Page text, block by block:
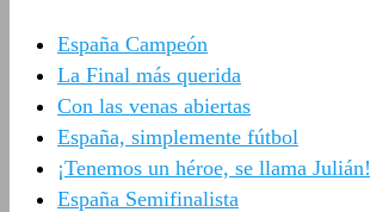
España Campeón
La Final más querida
Con las venas abiertas
España, simplemente fútbol
¡Tenemos un héroe, se llama Julián!
España Semifinalista